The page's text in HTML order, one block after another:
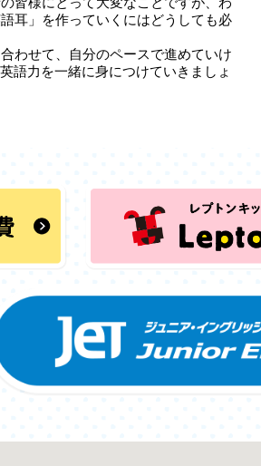
耳」を作っていくにはどうしても必
わせて、自分のペースで進めていけ
語力を一緒に身につけていきましょ